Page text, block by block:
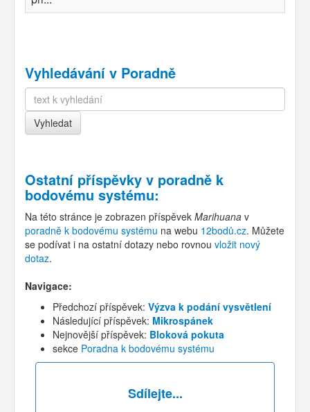
Vyhledávání v Poradně
Ostatní příspěvky v poradně k
bodovému systému:
Na této stránce je zobrazen příspěvek Marihuana v
poradně k bodovému systému na webu 12bodů.cz. Můžete
se podívat i na ostatní dotazy nebo rovnou vložit nový
dotaz.
Navigace:
Předchozí příspěvek: Výzva k podání vysvětlení
Následující příspěvek: Mikrospánek
Nejnovější příspěvek: Bloková pokuta
sekce Poradna k bodovému systému
Sdílejte...